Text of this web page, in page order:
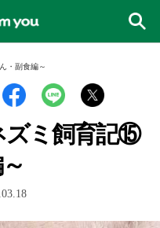
・副食編～
ズミ飼育記⑮